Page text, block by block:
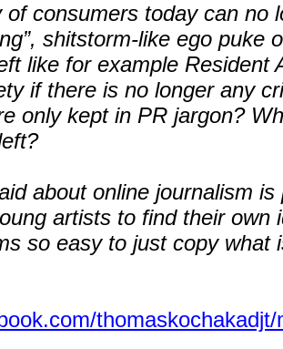
of consumers today can no
shitstorm-like ego
like for example
if there is no longer any
only kept in PR jargon?
about online journalism
artists to find their own
so easy to just copy what